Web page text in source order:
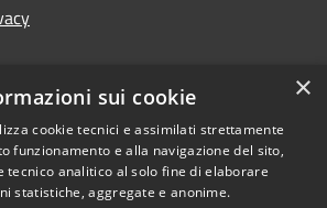
accessibilità
Copyright © 2026 • Comune di
×
sui cookie
cookie tecnici e assimilati strettamente
funzionamento e alla navigazione del sito,
tecnico analitico al solo fine di elaborare
statistiche, aggregate e anonime.